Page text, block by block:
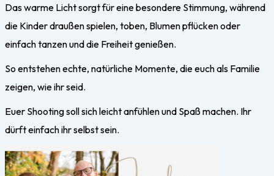
Das warme Licht sorgt für eine besondere Stimmung, während
die Kinder draußen spielen, toben, Blumen pflücken oder
einfach tanzen und die Freiheit genießen.
So entstehen echte, natürliche Momente, die euch als Familie
zeigen, wie ihr seid.
Euer Shooting soll sich leicht anfühlen und Spaß machen. Ihr
dürft einfach ihr selbst sein.